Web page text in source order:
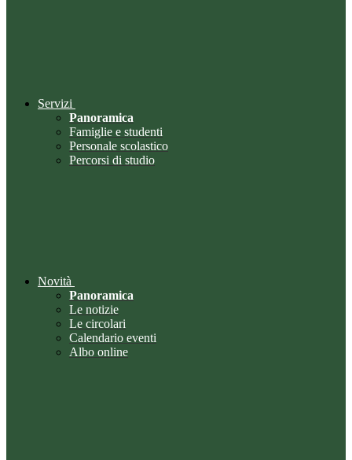
Servizi
Panoramica
Famiglie e studenti
Personale scolastico
Percorsi di studio
Novità
Panoramica
Le notizie
Le circolari
Calendario eventi
Albo online